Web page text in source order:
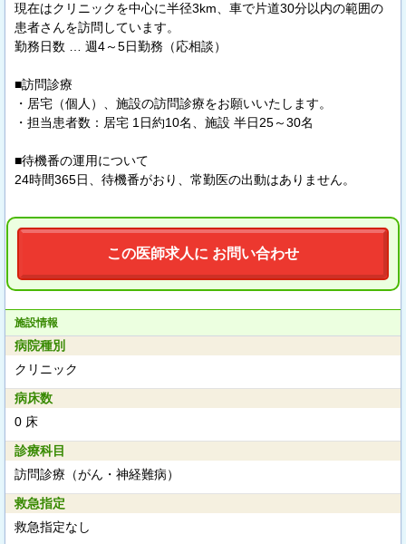
現在はクリニックを中心に半径3km、車で片道30分以内の範囲の
患者さんを訪問しています。
勤務日数 … 週4～5日勤務（応相談）
■訪問診療
・居宅（個人）、施設の訪問診療をお願いいたします。
・担当患者数：居宅 1日約10名、施設 半日25～30名
■待機番の運用について
24時間365日、待機番がおり、常勤医の出動はありません。
この医師求人に お問い合わせ
施設情報
病院種別
クリニック
病床数
0 床
診療科目
訪問診療（がん・神経難病）
救急指定
救急指定なし